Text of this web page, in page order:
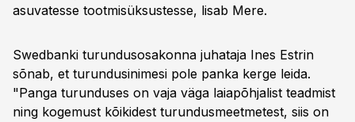
asuvatesse tootmisüksustesse, lisab Mere.
Swedbanki turundusosakonna juhataja Ines Estrin
sõnab, et turundusinimesi pole panka kerge leida.
"Panga turunduses on vaja väga laiapõhjalist teadmist
ning kogemust kõikidest turundusmeetmetest, siis on